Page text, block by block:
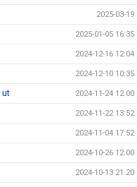
2025-03-19
2025-01-05 16:35
2024-12-16 12:04
2024-12-10 10:35
ut 2024-11-24 12:00
2024-11-22 13:52
2024-11-04 17:52
2024-10-26 12:00
2024-10-13 21:20